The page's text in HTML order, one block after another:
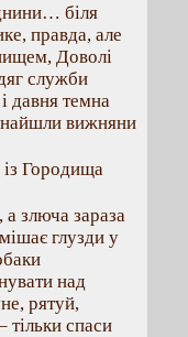
біля
правда, але
Доволі
служби
давня темна
найшли вижняни
із Городища
а злюча зараза
глузди у
над
рятуй,
спаси